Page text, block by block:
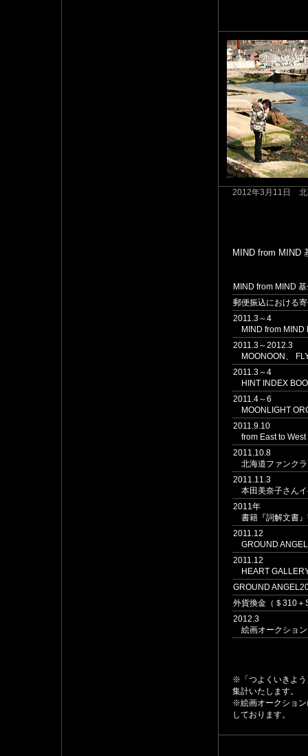
2012年3月11日 北
MIND from MIND
MIND from MIND
郵便振込における
2011.3～4
MIND from MIND
2011.3～2012.3
MOONOON、
2011.3～4
HINT INDEX
2011.4～6
MOONLIGHT
2011.9.10
from East to West
2011.10.8
北海道ファンク
2011.11.3
本田美奈子さん
2011年
書籍『詞解文書
2011.12
GROUND
2011.12
HEART
GROUND
外貨換金（＄310＋
2012.3
絵画オークショ
※「つよくいきよう
集計いたします。
※絵画オークション
しております。